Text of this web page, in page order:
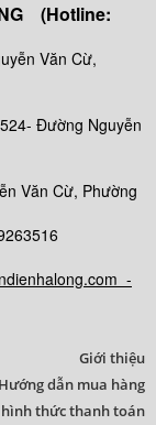
(Hotline:
Văn Cừ,
Đường Nguyễn
Văn Cừ, Phường
-
Giới thiệu
Hướng dẫn mua hàng
thức thanh toán